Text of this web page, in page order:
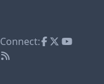
Connect: